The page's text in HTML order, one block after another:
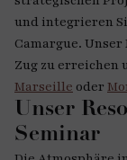
und integrieren
Camargue.
Zug zu erreichen
Marseille oder
Unser
Seminar